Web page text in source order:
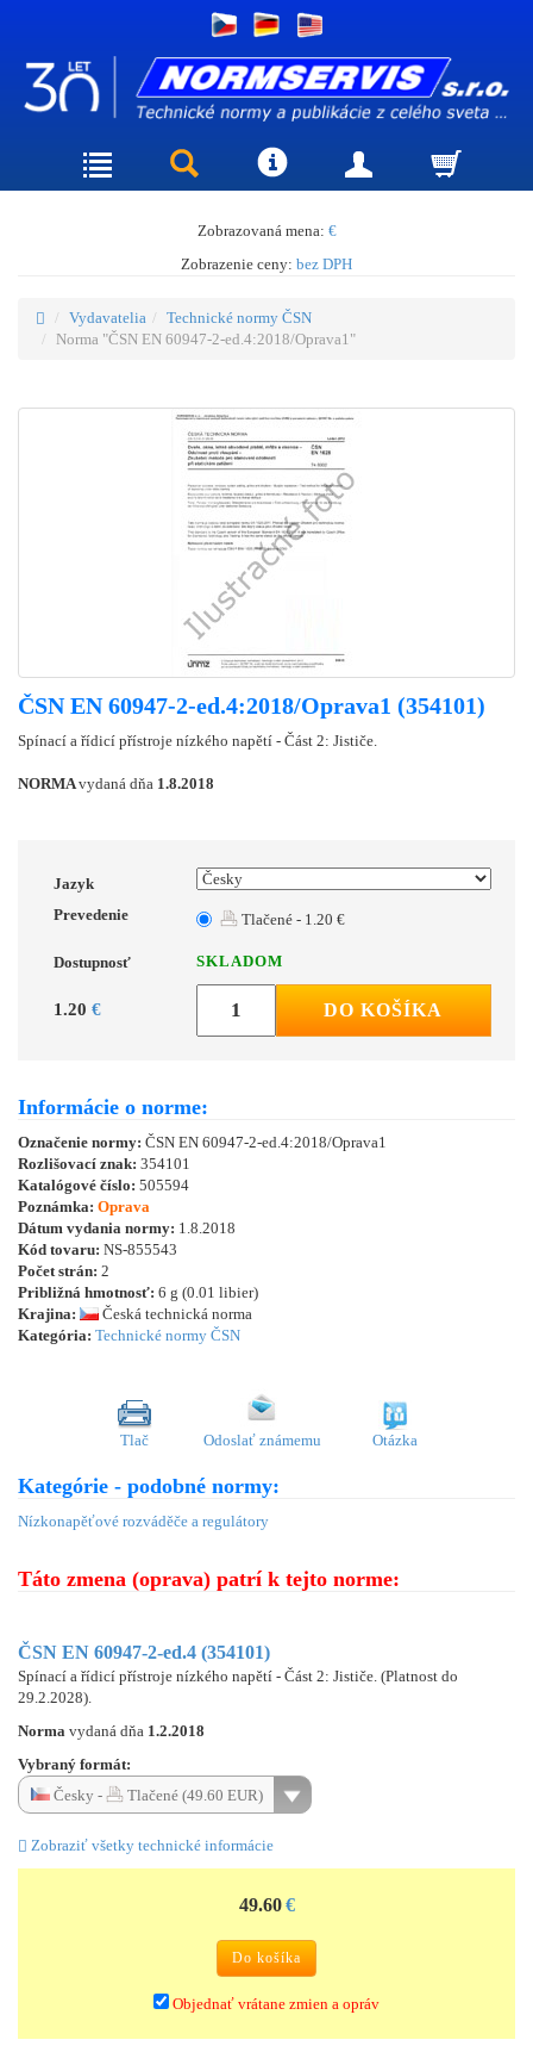
Zobrazovaná mena: €
Zobrazenie ceny: bez DPH
Vydavatelia
Technické normy ČSN
Norma "ČSN EN 60947-2-ed.4:2018/Oprava1"
ČSN EN 60947-2-ed.4:2018/Oprava1 (354101)
Spínací a řídicí přístroje nízkého napětí - Část 2: Jističe.
NORMAvydaná dňa 1.8.2018
Jazyk
Prevedenie
Tlačené - 1.20 €
Dostupnosť SKLADOM
1.20 € DO KOŠÍKA
Informácie o norme:
Označenie normy: ČSN EN 60947-2-ed.4:2018/Oprava1
Rozlišovací znak: 354101
Katalógové číslo: 505594
Poznámka: Oprava
Dátum vydania normy: 1.8.2018
Kód tovaru: NS-855543
Počet strán: 2
Približná hmotnosť: 6 g (0.01 libier)
Krajina:
Česká technická norma
Kategória: Technické normy ČSN
Tlač Odoslať známemu Otázka
Kategórie - podobné normy:
Nízkonapěťové rozváděče a regulátory
Táto zmena (oprava) patrí k tejto norme:
ČSN EN 60947-2-ed.4 (354101)
Spínací a řídicí přístroje nízkého napětí - Část 2: Jističe. (Platnost do
29.2.2028).
Norma vydaná dňa 1.2.2018
Vybraný formát:
Česky -
Tlačené (49.60 EUR)
Zobraziť všetky technické informácie
49.60 €
Do košíka
Objednať vrátane zmien a opráv